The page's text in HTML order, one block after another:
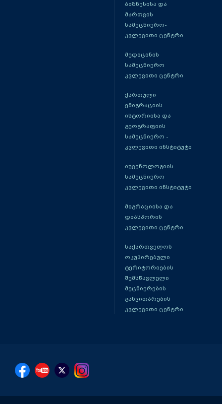
ბიზნესისა და
მართვის
სამეცნიერო-
კვლევითი ცენტრი
მედიცინის
სამეცნიერო
კვლევითი ცენტრი
ქართული
ემიგრაციის
ისტორიისა და
გეოგრაფიის
სამეცნიერო -
კვლევითი ინსტიტუტი
იუვენოლოგიის
სამეცნიერო
კვლევითი ინსტიტუტი
მიგრაციისა და
დიასპორის
კვლევითი ცენტრი
საქართველოს
ოკუპირებული
ტერიტორიების
შემსწავლელი
მეცნიერების
განვითარების
კვლევითი ცენტრი